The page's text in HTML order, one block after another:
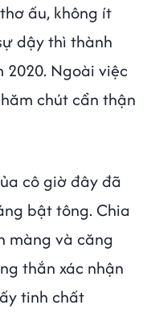
ấu, không ít
dậy thì thành
2020. Ngoài việc
chút cẩn thận
cô giờ đây đã
bật tông. Chia
màng và căng
thắn xác nhận
tinh chất